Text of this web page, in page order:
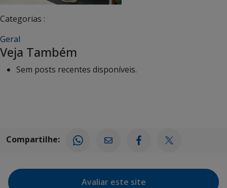
Categorias :
Geral
Veja Também
Sem posts recentes disponíveis.
Compartilhe:
Avaliar este site